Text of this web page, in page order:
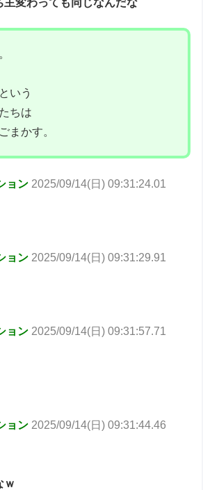
いう
ちは
まかす。
ョン 2025/09/14(日) 09:31:24.01
ョン 2025/09/14(日) 09:31:29.91
ョン 2025/09/14(日) 09:31:57.71
ョン 2025/09/14(日) 09:31:44.46
ｗ